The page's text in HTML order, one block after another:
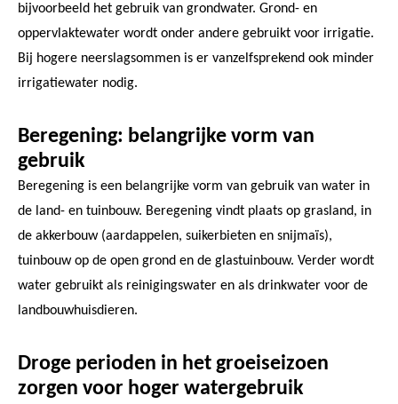
bijvoorbeeld het gebruik van grondwater. Grond- en
oppervlaktewater wordt onder andere gebruikt voor irrigatie.
Bij hogere neerslagsommen is er vanzelfsprekend ook minder
irrigatiewater nodig.
Beregening: belangrijke vorm van
gebruik
Beregening is een belangrijke vorm van gebruik van water in
de land- en tuinbouw. Beregening vindt plaats op grasland, in
de akkerbouw (aardappelen, suikerbieten en snijmaïs),
tuinbouw op de open grond en de glastuinbouw. Verder wordt
water gebruikt als reinigingswater en als drinkwater voor de
landbouwhuisdieren.
Droge perioden in het groeiseizoen
zorgen voor hoger watergebruik